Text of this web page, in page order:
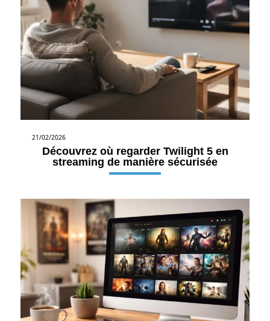
21/02/2026
Découvrez où regarder Twilight 5 en
streaming de manière sécurisée